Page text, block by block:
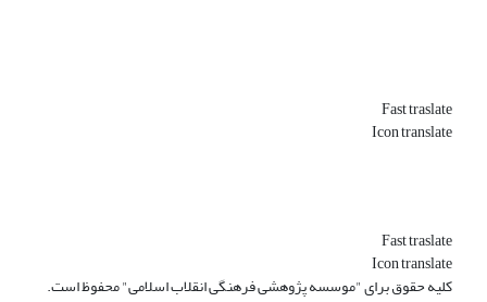
Fast traslate
Icon translate
Fast traslate
Icon translate
کلیه حقوق برای "موسسه پژوهشی فرهنگی انقلاب اسلامی" محفوظ است.